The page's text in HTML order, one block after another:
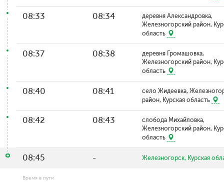
08:33 08:34
деревня Александровка,
Железногорский район,
область
08:37 08:38
деревня Громашовка,
Железногорский район,
область
08:40 08:41
село Жидеевка,
район, Курская область
08:42 08:43
слобода Михайловка,
Железногорский район,
область
08:45 - Железногорск, Курская
Время в пути